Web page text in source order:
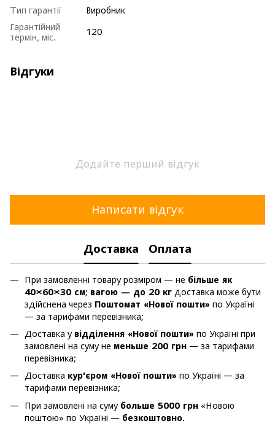
Тип гарантії
Виробник
Гарантійний
термін, міс.
120
Відгуки
Додайте перший відгук
Написати відгук
Доставка Оплата
При замовленні товару розміром — не більше як
40×60×30 см; вагою — до 20 кг доставка може бути
здійснена через Поштомат «Нової пошти» по Україні
— за тарифами перевізника;
Доставка у відділення «Нової пошти» по Україні при
замовлені на суму не меньше 200 грн — за тарифами
перевізника;
Доставка кур'єром «Нової пошти» по Україні — за
тарифами перевізника;
При замовлені на суму больше 5000 грн «Новою
поштою» по Україні — безкоштовно.